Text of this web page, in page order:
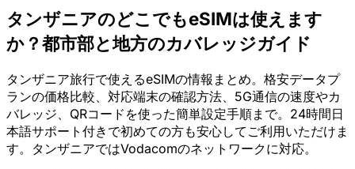
タンザニアのどこでもeSIMは使えます
か？都市部と地方のカバレッジガイド
タンザニア旅行で使えるeSIMの情報まとめ。格安データプ
ランの価格比較、対応端末の確認方法、5G通信の速度やカ
バレッジ、QRコードを使った簡単設定手順まで。24時間日
本語サポート付きで初めての方も安心してご利用いただけま
す。タンザニアではVodacomのネットワークに対応。